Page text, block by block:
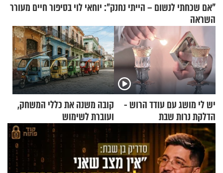
"אם שכחתי לנשום – הייתי נחנק": יוחאי לוי בסיפור חיים מעורר
השראה
יש לי מושג עם עודד הרוש -
הדלקת נרות שבת
קובה משנה את כללי המשחק,
ועוברת לשימוש
בתלת־אופנועים סולאריים